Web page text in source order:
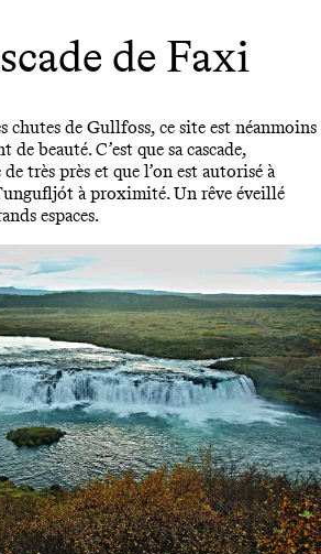
de Faxi
chutes de Gullfoss, ce site est néanmoins
beauté. C’est que sa cascade,
très près et que l’on est autorisé à
à proximité. Un rêve éveillé
espaces.